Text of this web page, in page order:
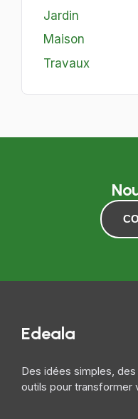
Jardin
Maison
Travaux
Edeala
Des idées simples,
outils pour transformer